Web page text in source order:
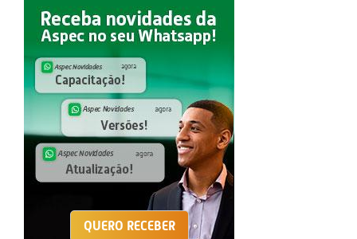
QUERO RECEBER